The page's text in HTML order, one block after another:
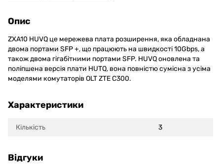
Опис
ZXA10 HUVQ це мережева плата розширення, яка обладнана
двома портами SFP +, що працюють на швидкості 10Gbps, а
також двома гігабітними портами SFP. HUVQ оновлена та
поліпшена версія плати HUTQ, вона повністю сумісна з усіма
моделями комутаторів OLT ZTE C300.
Характеристики
Кількість 3
Відгуки